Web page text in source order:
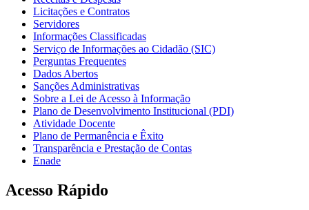
Licitações e Contratos
Servidores
Informações Classificadas
Serviço de Informações ao Cidadão (SIC)
Perguntas Frequentes
Dados Abertos
Sanções Administrativas
Sobre a Lei de Acesso à Informação
Plano de Desenvolvimento Institucional (PDI)
Atividade Docente
Plano de Permanência e Êxito
Transparência e Prestação de Contas
Enade
Acesso Rápido